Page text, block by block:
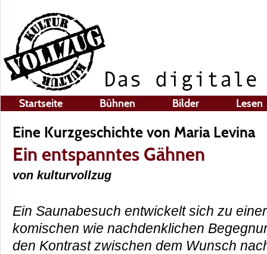
Startseite Bühnen Bilder Lesen
Eine Kurzgeschichte von Maria Levina
Ein entspanntes Gähnen
von kulturvollzug
Ein Saunabesuch entwickelt sich zu
komischen wie nachdenklichen
den Kontrast zwischen dem Wunsch